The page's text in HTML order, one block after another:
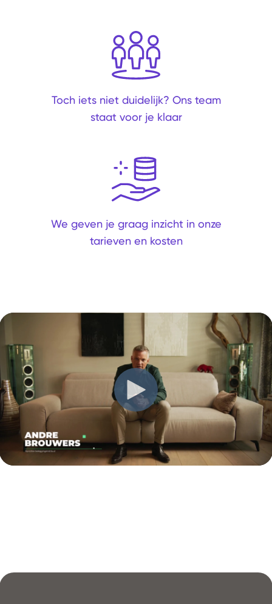
Toch iets niet duidelijk? Ons team
staat voor je klaar
We geven je graag inzicht in onze
tarieven en kosten